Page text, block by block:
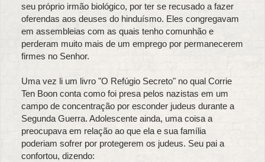
seu próprio irmão biológico, por ter se recusado a fazer
oferendas aos deuses do hinduísmo. Eles congregavam
em assembleias com as quais tenho comunhão e
perderam muito mais de um emprego por permanecerem
firmes no Senhor.
Uma vez li um livro "O Refúgio Secreto" no qual Corrie
Ten Boon conta como foi presa pelos nazistas em um
campo de concentração por esconder judeus durante a
Segunda Guerra. Adolescente ainda, uma coisa a
preocupava em relação ao que ela e sua família
poderiam sofrer por protegerem os judeus. Seu pai a
confortou, dizendo: